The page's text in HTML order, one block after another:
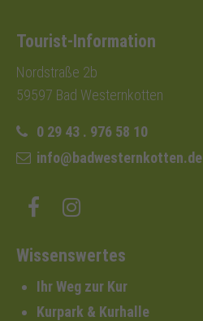
Tourist-Information
Nordstraße 2b
59597 Bad Westernkotten
0 29 43 . 976 58 10
info@badwesternkotten.de
Wissenswertes
Ihr Weg zur Kur
Kurpark & Kurhalle